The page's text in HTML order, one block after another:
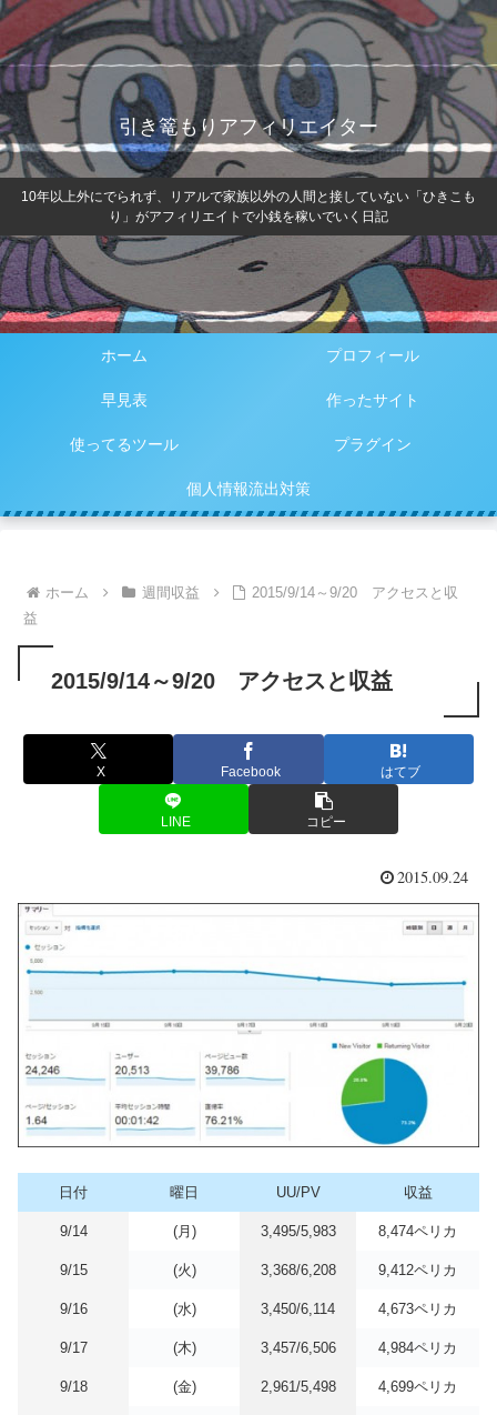
引き篭もりアフィリエイター
10年以上外にでられず、リアルで家族以外の人間と接していない「ひきこも
り」がアフィリエイトで小銭を稼いでいく日記
ホーム プロフィール
早見表 作ったサイト
使ってるツール プラグイン
個人情報流出対策
ホーム 週間収益
2015/9/14～9/20 アクセスと収
益
2015/9/14～9/20 アクセスと収益
X Facebook はてブ
LINE コピー
2015.09.24
日付 曜日 UU/PV 収益
9/14 (月) 3,495/5,983 8,474ペリカ
9/15 (火) 3,368/6,208 9,412ペリカ
9/16 (水) 3,450/6,114 4,673ペリカ
9/17 (木) 3,457/6,506 4,984ペリカ
9/18 (金) 2,961/5,498 4,699ペリカ